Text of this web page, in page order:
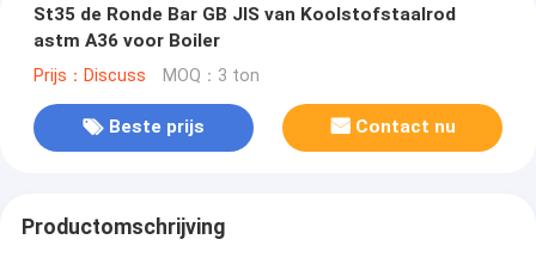
St35 de Ronde Bar GB JIS van Koolstofstaalrod
astm A36 voor Boiler
Prijs：Discuss MOQ：3 ton
Beste prijs Contact nu
Productomschrijving